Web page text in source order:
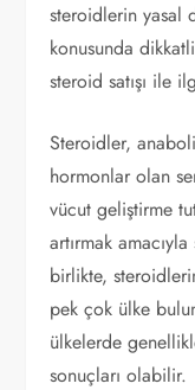
steroidlerin yasal
konusunda
steroid satışı ile
Steroidler,
hormonlar olan
vücut geliştirme
artırmak
birlikte, steroidlerin
pek çok ülke
ülkelerde
sonuçları olabilir.